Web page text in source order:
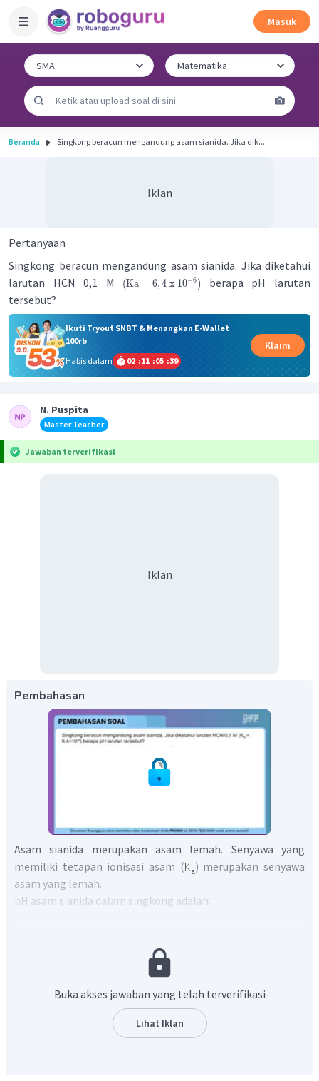
Masuk
Beranda Singkong beracun mengandung asam sianida. Jika dik...
Iklan
Pertanyaan
Singkong beracun mengandung asam sianida. Jika diketahui
larutan HCN 0,1 M
(Ka = 6,4 x 10−6)
berapa pH larutan
tersebut?
Ikuti Tryout SNBT & Menangkan E-Wallet
100rb
Habis dalam
02 :11 :05 :38
Klaim
N. Puspita
Master Teacher
Jawaban terverifikasi
Iklan
Pembahasan
Asam sianida merupakan asam lemah. Senyawa yang
memiliki tetapan ionisasi asam (
) merupakan senyawa
asam yang lemah.
pH asam sianida dalam singkong adalah:
Buka akses jawaban yang telah terverifikasi
Lihat Iklan